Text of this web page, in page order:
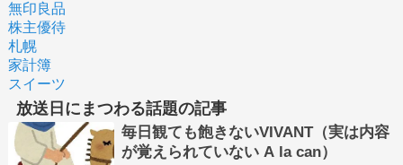
無印良品
株主優待
札幌
家計簿
スイーツ
放送日にまつわる話題の記事
毎日観ても飽きないVIVANT（実は内容
が覚えられていない A la can）